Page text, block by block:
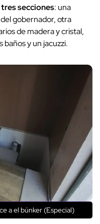
secciones: una
gobernador, otra
de madera y cristal,
y un jacuzzi.
a el búnker (Especial)